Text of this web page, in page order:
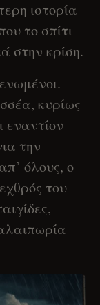
ιστορία
το σπίτι
στην κρίση.
κυρίως
την
όλους, ο
του